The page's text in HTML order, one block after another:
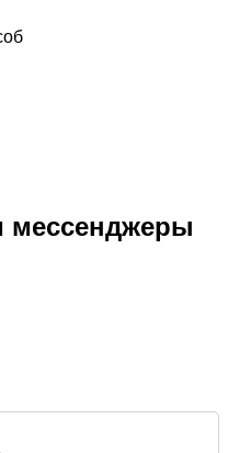
мессенджеры